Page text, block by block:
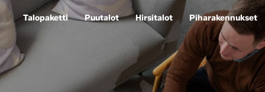
Talopaketti Puutalot Hirsitalot Piharakennukset